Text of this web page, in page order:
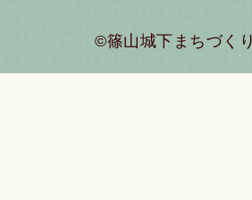
©篠山城下まちづく